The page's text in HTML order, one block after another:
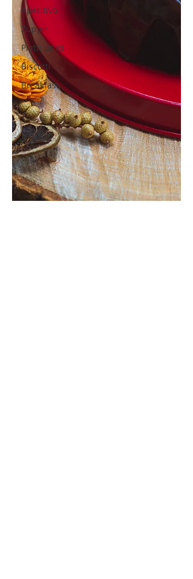
Aperitivo
Zuppe
Piatti unici
Biscotti
Breakfast